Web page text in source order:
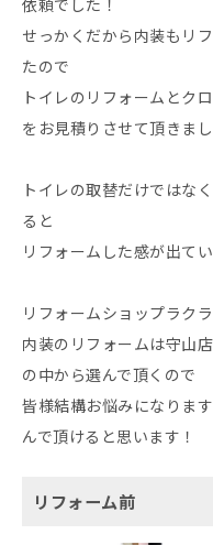
せっかくだから内装もリ
たので
トイレのリフォームとク
をお見積りさせて頂きまし
トイレの取替だけではな
ると
リフォームした感が出て
リフォームショップラク
内装のリフォームは守山
の中から選んで頂くので
皆様結構お悩みになりま
んで頂けると思います！
リフォーム前